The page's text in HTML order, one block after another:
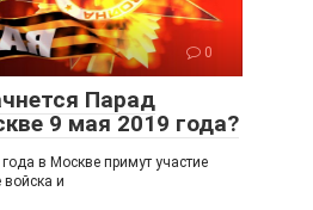
0
Парад
9 мая 2019 года?
в Москве примут участие
и